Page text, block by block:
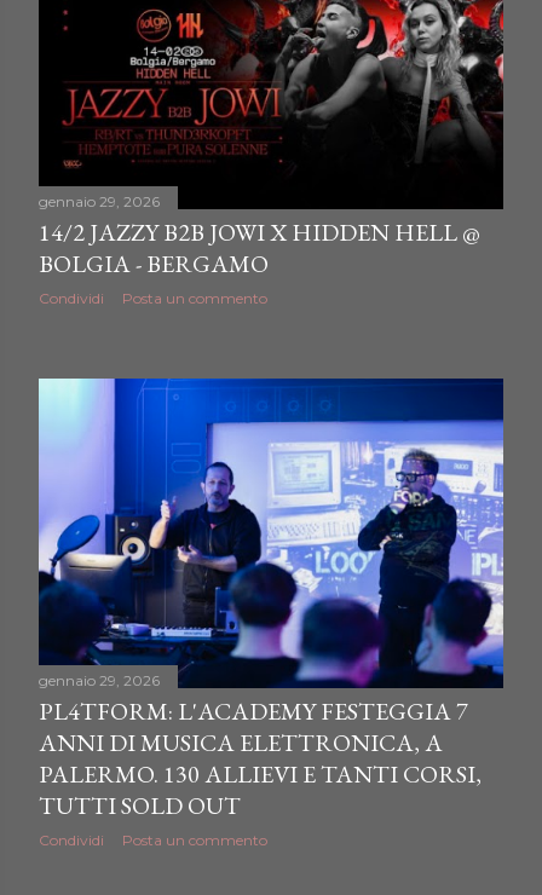
gennaio 29, 2026
14/2 JAZZY B2B JOWI X HIDDEN HELL @
BOLGIA - BERGAMO
Condividi Posta un commento
gennaio 29, 2026
PL4TFORM: L'ACADEMY FESTEGGIA 7
ANNI DI MUSICA ELETTRONICA, A
PALERMO. 130 ALLIEVI E TANTI CORSI,
TUTTI SOLD OUT
Condividi Posta un commento